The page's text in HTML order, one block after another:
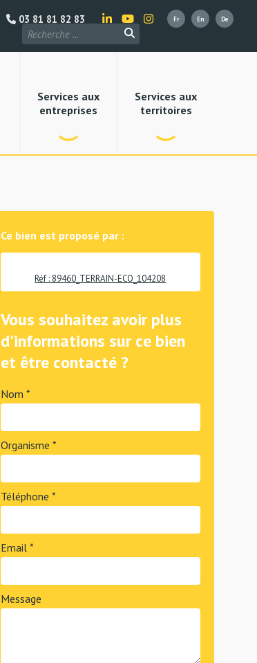
03 81 81 82 83
Services aux
entreprises
Services aux
territoires
Ce bien est proposé par :
Réf : 89460_TERRAIN-ECO_104208
Vous souhaitez avoir plus
d'informations sur ce bien
et être contacté ?
Nom *
Organisme *
Téléphone *
Email *
Message